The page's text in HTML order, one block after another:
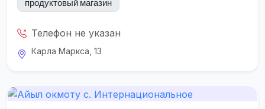
продуктовый магазин
Телефон не указан
Карла Маркса, 13